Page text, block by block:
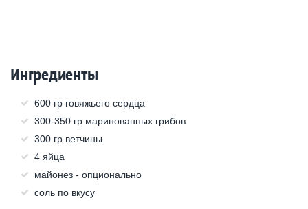
Ингредиенты
600 гр говяжьего сердца
300-350 гр маринованных грибов
300 гр ветчины
4 яйца
майонез - опционально
соль по вкусу